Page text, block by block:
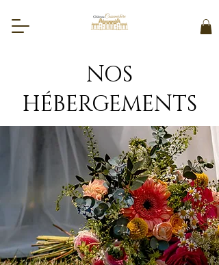
NOS
HÉBERGEMENTS